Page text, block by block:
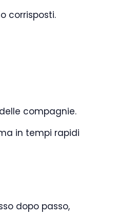
corrisposti.
compagnie.
in tempi rapidi
dopo passo,